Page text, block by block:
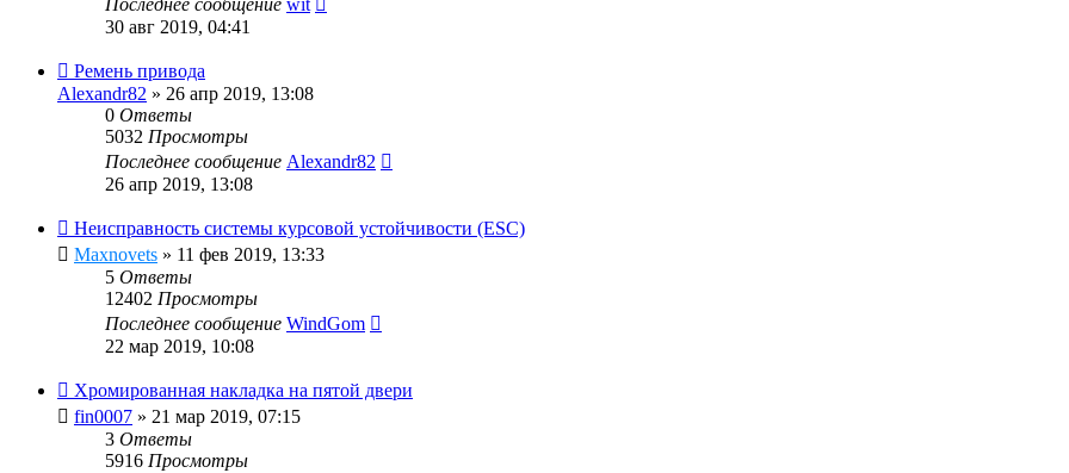
Последнее сообщение wit
30 авг 2019, 04:41
Ремень привода
Alexandr82 » 26 апр 2019, 13:08
0 Ответы
5032 Просмотры
Последнее сообщение Alexandr82
26 апр 2019, 13:08
Неисправность системы курсовой устойчивости (ESC)
Maxnovets » 11 фев 2019, 13:33
5 Ответы
12402 Просмотры
Последнее сообщение WindGom
22 мар 2019, 10:08
Хромированная накладка на пятой двери
fin0007 » 21 мар 2019, 07:15
3 Ответы
5916 Просмотры